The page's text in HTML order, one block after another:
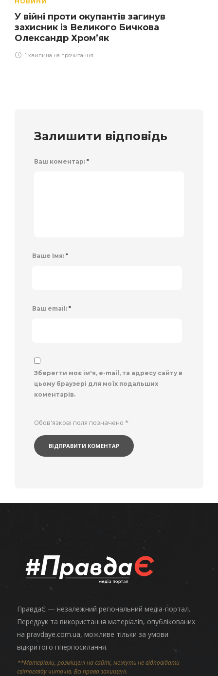
У війні проти окупантів загинув
захисник із Великого Бичкова
Олександр Хром’як
1 хвилина на прочитання
Залишити відповідь
Ваш коментар: *
Ваше Імя: *
Ваш email: *
Зберегти моє ім'я, e-mail, та адресу сайту в
цьому браузері для моїх подальших
коментарів.
Обов'язкові поля позначено *
ПравдаЄ — незалежний регіональний медіа-портал.
Передрук та використання матеріалів, опублікованих
на pravdaye.com.ua, можливе тільки за умови
відкритого гіперпосилання.
**Матеріали, розміщені на сайті, можуть не відповідати
світогляду читачів. Всі права захищені.